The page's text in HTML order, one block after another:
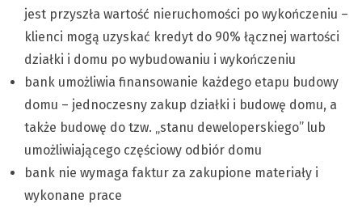
jest przyszła wartość nieruchomości po wykończeniu –
klienci mogą uzyskać kredyt do 90% łącznej wartości
działki i domu po wybudowaniu i wykończeniu
bank umożliwia finansowanie każdego etapu budowy
domu – jednoczesny zakup działki i budowę domu, a
także budowę do tzw. „stanu deweloperskiego” lub
umożliwiającego częściowy odbiór domu
bank nie wymaga faktur za zakupione materiały i
wykonane prace